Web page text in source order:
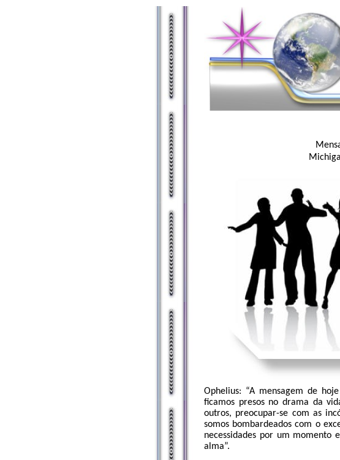
Ophelius: “A mensagem de
ficamos presos no drama da
outros, preocupar-se com as
somos bombardeados com o
necessidades por um momento
alma”.